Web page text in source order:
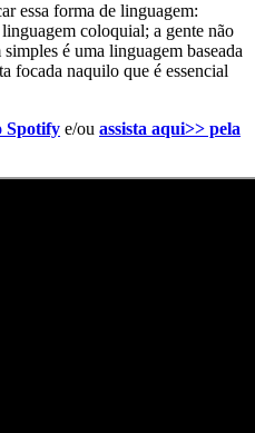
essa forma de linguagem:
coloquial; a gente não
é uma linguagem baseada
focada naquilo que é essencial
Spotify e/ou assista aqui>> pela